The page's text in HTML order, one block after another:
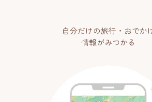
自分だけの旅行・おでか
情報がみつかる